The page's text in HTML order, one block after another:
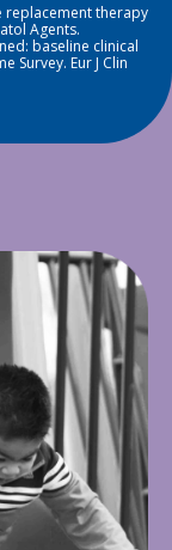
replacement therapy
Agents.
baseline clinical
Survey. Eur J Clin